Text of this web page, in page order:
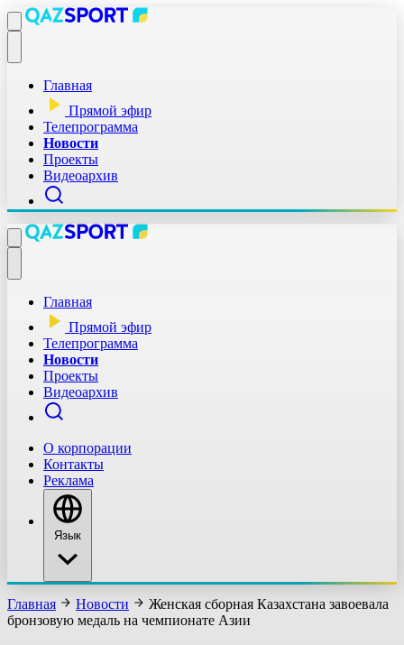
Главная
Прямой эфир
Телепрограмма
Новости
Проекты
Видеоархив
Главная
Прямой эфир
Телепрограмма
Новости
Проекты
Видеоархив
О корпорации
Контакты
Реклама
Язык
Главная Новости
Женская сборная Казахстана завоевала
бронзовую медаль на чемпионате Азии